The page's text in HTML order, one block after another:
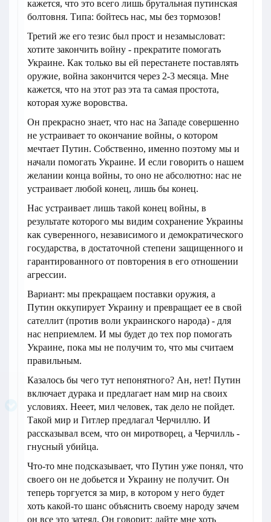
кажется, что это всего лишь брутальная путинская
болтовня. Типа: бойтесь нас, мы без тормозов!
Третий же его тезис был прост и незамысловат:
хотите закончить войну - прекратите помогать
Украине. Как только вы ей перестанете поставлять
оружие, война закончится через 2-3 месяца. Мне
кажется, что на этот раз эта та самая простота,
которая хуже воровства.
Он прекрасно знает, что нас на Западе совершенно
не устраивает то окончание войны, о котором
мечтает Путин. Собственно, именно поэтому мы и
начали помогать Украине. И если говорить о нашем
желании конца войны, то оно не абсолютно: нас не
устраивает любой конец, лишь бы конец.
Нас устраивает лишь такой конец войны, в
результате которого мы видим сохранение Украины
как суверенного, независимого и демократического
государства, в достаточной степени защищенного и
гарантированного от повторения в его отношении
агрессии.
Вариант: мы прекращаем поставки оружия, а
Путин оккупирует Украину и превращает ее в свой
сателлит (против воли украинского народа) - для
нас неприемлем. И мы будет до тех пор помогать
Украине, пока мы не получим то, что мы считаем
правильным.
Казалось бы чего тут непонятного? Ан, нет! Путин
включает дурака и предлагает нам мир на своих
условиях. Нееет, мил человек, так дело не пойдет.
Такой мир и Гитлер предлагал Черчиллю. И
рассказывал всем, что он миротворец, а Черчилль -
гнусный убийца.
Что-то мне подсказывает, что Путин уже понял, что
своего он не добьется и Украину не получит. Он
теперь торгуется за мир, в котором у него будет
хоть какой-то шанс объяснить своему народу зачем
он все это затеял. Он говорит: дайте мне хоть